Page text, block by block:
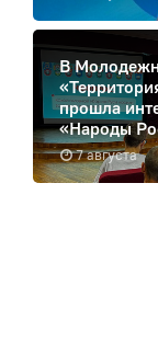
7 августа
В
прошла
«Народы